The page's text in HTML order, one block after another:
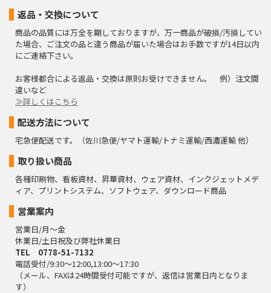
返品・交換について
商品の品質には万全を期しておりますが、万一商品が破損/汚損してい
た場合、ご注文の品と違う商品が届いた場合はお手数ですが14日以内
にご連絡下さい。
お客様都合による返品・交換は原則お受けできません。 例）注文間
違いなど
≫詳しくはこちら
配送方法について
宅急便配送です。（佐川急便/ヤマト運輸/トナミ運輸/西濃運輸 他）
取り扱い商品
各種印刷物、看板資材、昇華資材、ウェア資材、インクジェットメデ
ィア、プリントシステム、ソフトウェア、ダウンロード商品
営業案内
営業日/月～金
休業日/土日祝及び弊社休業日
TEL 0778-51-7132
電話受付/9:30～12:00,13:00～17:30
（メール、FAXは24時間受付可能ですが、返信は営業日内となりま
す）